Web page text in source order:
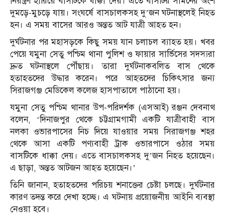
দুমড়ে-মুচড়ে যায়। সংঘর্ষে বাসচালকসহ দু’জন ঘটনাস্থলেই নিহত
হন। এ সময় বাসের আরও অন্তত আট যাত্রী আহত হন।
দুর্ঘটনার পর মহাসড়কে কিছু সময় যান চলাচল ব্যাহত হয়। খবর
পেয়ে যমুনা সেতু পশ্চিম থানা পুলিশ ও ফায়ার সার্ভিসের সদস্যরা
দ্রুত ঘটনাস্থলে পৌঁছায়। তারা দুর্ঘটনাকবলিত বাস থেকে
হতাহতদের উদ্ধার করেন। পরে আহতদের চিকিৎসার জন্য
সিরাজগঞ্জ মেডিকেল কলেজ হাসপাতালে পাঠানো হয়।
যমুনা সেতু পশ্চিম থানার উপ-পরিদর্শক (এসআই) রঞ্জন দেবনাথ
বলেন, ‘দিনাজপুর থেকে চট্টগ্রামগামী একটি যাত্রীবাহী বাস
নলকা ওভারপাসের নিচ দিয়ে যাওয়ার সময় সিরাজগঞ্জ শহর
থেকে আসা একটি পণ্যবাহী ট্রাক ওভারপাসে ওঠার সময়
বাসটিকে ধাক্কা দেয়। এতে বাসচালকসহ দু’জন নিহত হয়েছেন।
এ ছাড়া, অন্তত আটজন আহত হয়েছেন।’
তিনি জানান, হতাহতদের পরিচয় শনাক্তের চেষ্টা চলছে। দুর্ঘটনার
কারণ তদন্ত করে দেখা হচ্ছে। এ ঘটনায় প্রয়োজনীয় আইনি ব্যবস্থা
নেওয়া হবে।